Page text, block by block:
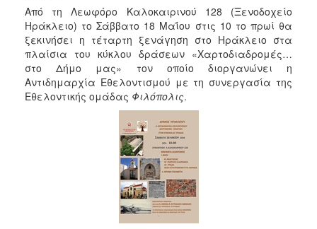
2020
2019
2018
2017
2016
Από τη Λεωφόρο Καλοκαιρινού 128 (Ξενοδοχείο
Ηράκλειο) το Σάββατο 18 Μαΐου στις 10 το πρωί θα
ξεκινήσει η τέταρτη ξενάγηση στο Ηράκλειο στα
πλαίσια του κύκλου δράσεων «Χαρτοδιαδρομές…
στο Δήμο μας» τον οποίο διοργανώνει η
Αντιδημαρχία Εθελοντισμού με τη συνεργασία της
Εθελοντικής ομάδας Φιλόπολις.